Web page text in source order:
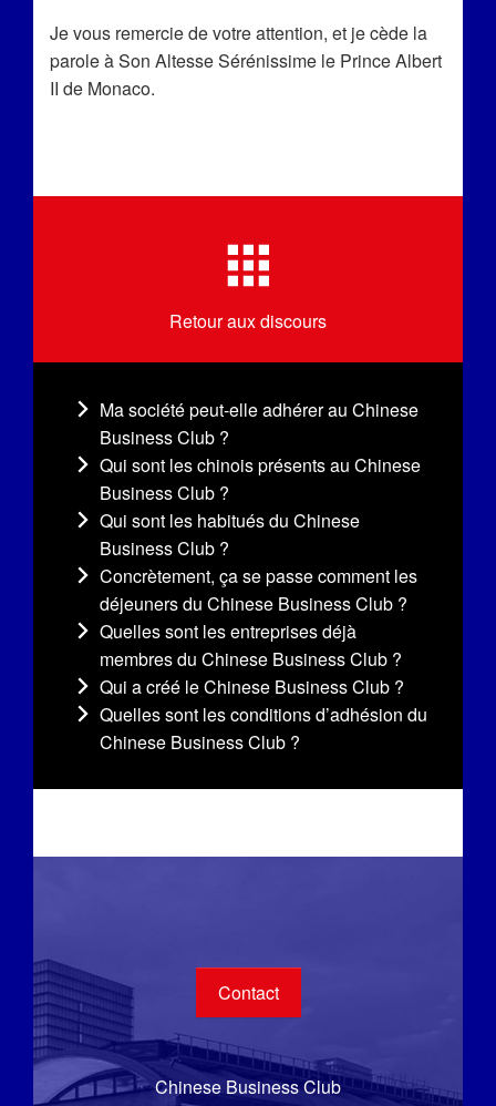
Je vous remercie de votre attention, et je cède la
parole à Son Altesse Sérénissime le Prince Albert
II de Monaco.
Retour aux discours
Ma société peut-elle adhérer au Chinese
Business Club ?
Qui sont les chinois présents au Chinese
Business Club ?
Qui sont les habitués du Chinese
Business Club ?
Concrètement, ça se passe comment les
déjeuners du Chinese Business Club ?
Quelles sont les entreprises déjà
membres du Chinese Business Club ?
Qui a créé le Chinese Business Club ?
Quelles sont les conditions d’adhésion du
Chinese Business Club ?
Contact
Chinese Business Club